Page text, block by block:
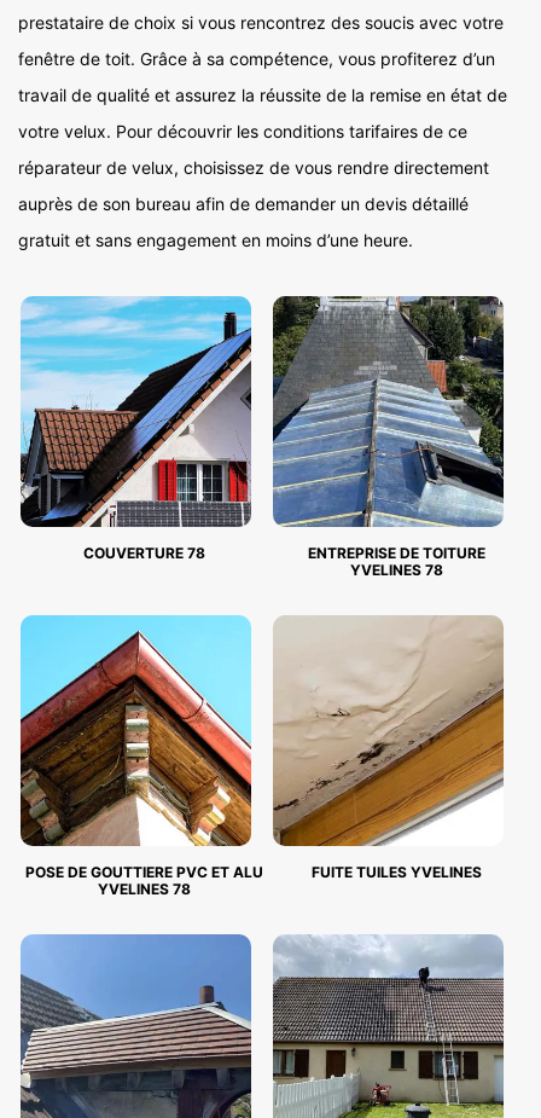
prestataire de choix si vous rencontrez des soucis avec votre
fenêtre de toit. Grâce à sa compétence, vous profiterez d’un
travail de qualité et assurez la réussite de la remise en état de
votre velux. Pour découvrir les conditions tarifaires de ce
réparateur de velux, choisissez de vous rendre directement
auprès de son bureau afin de demander un devis détaillé
gratuit et sans engagement en moins d’une heure.
COUVERTURE 78
ENTREPRISE DE TOITURE
YVELINES 78
POSE DE GOUTTIERE PVC ET ALU
YVELINES 78
FUITE TUILES YVELINES